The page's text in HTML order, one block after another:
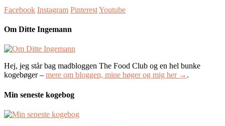
Facebook Instagram PinterestYoutube
Om Ditte Ingemann
Hej, jeg står bag madbloggen The Food Club og en hel bunke
kogebøger – mere om bloggen, mine bøger og mig her → .
Min seneste kogebog